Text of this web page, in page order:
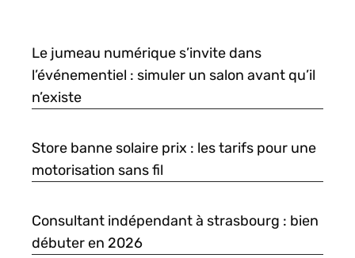
Le jumeau numérique s’invite dans
l’événementiel : simuler un salon avant qu’il
n’existe
Store banne solaire prix : les tarifs pour une
motorisation sans fil
Consultant indépendant à strasbourg : bien
débuter en 2026